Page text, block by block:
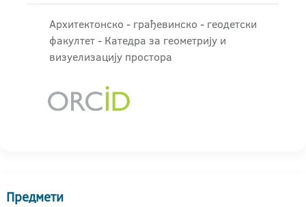
Архитектонско - грађевинскo - геодетски
факултет - Катедра за геометрију и
визуелизацију простора
Предмети